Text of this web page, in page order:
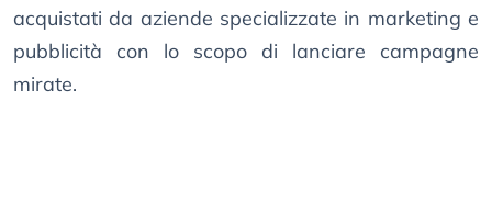
acquistati da aziende specializzate in marketing e
pubblicità con lo scopo di lanciare campagne
mirate.